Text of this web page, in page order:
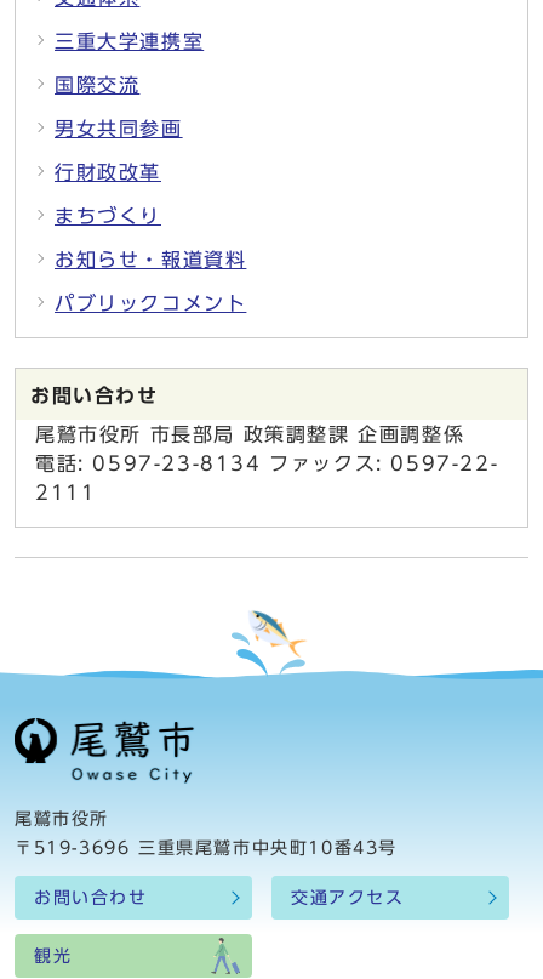
三重大学連携室
国際交流
男女共同参画
行財政改革
まちづくり
お知らせ・報道資料
パブリックコメント
お問い合わせ
尾鷲市役所 市長部局 政策調整課 企画調整係
電話: 0597-23-8134 ファックス: 0597-22-
2111
尾鷲市役所
〒519-3696 三重県尾鷲市中央町10番43号
お問い合わせ 交通アクセス
観光